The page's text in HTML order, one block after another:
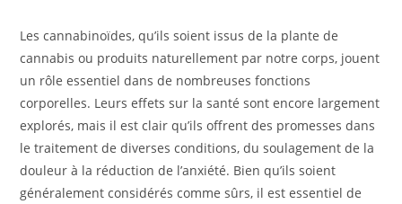
Les cannabinoïdes, qu’ils soient issus de la plante de
cannabis ou produits naturellement par notre corps, jouent
un rôle essentiel dans de nombreuses fonctions
corporelles. Leurs effets sur la santé sont encore largement
explorés, mais il est clair qu’ils offrent des promesses dans
le traitement de diverses conditions, du soulagement de la
douleur à la réduction de l’anxiété. Bien qu’ils soient
généralement considérés comme sûrs, il est essentiel de